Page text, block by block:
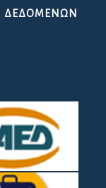
ΔΕΔΟΜΕΝΩΝ